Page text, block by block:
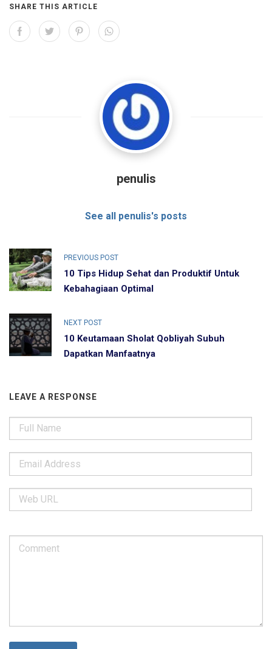
SHARE THIS ARTICLE
penulis
See all penulis's posts
PREVIOUS POST
10 Tips Hidup Sehat dan Produktif Untuk
Kebahagiaan Optimal
NEXT POST
10 Keutamaan Sholat Qobliyah Subuh
Dapatkan Manfaatnya
LEAVE A RESPONSE